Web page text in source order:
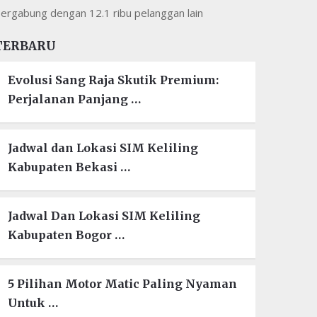
dengan 12.1 ribu pelanggan lain
Evolusi Sang Raja Skutik Premium:
Perjalanan Panjang …
Jadwal dan Lokasi SIM Keliling
Kabupaten Bekasi …
Jadwal Dan Lokasi SIM Keliling
Kabupaten Bogor …
5 Pilihan Motor Matic Paling Nyaman
Untuk …